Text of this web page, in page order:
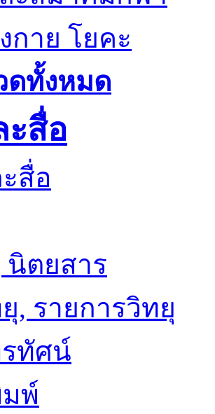
กาย โยคะ
ดทั้งหมด
ะสื่อ
นิตยสาร
, รายการวิทยุ
ทัศน์
พ์